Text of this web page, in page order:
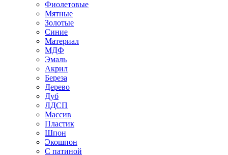
Фиолетовые
Мятные
Золотые
Синие
Материал
МДФ
Эмаль
Акрил
Береза
Дерево
Дуб
ЛДСП
Массив
Пластик
Шпон
Экошпон
С патиной